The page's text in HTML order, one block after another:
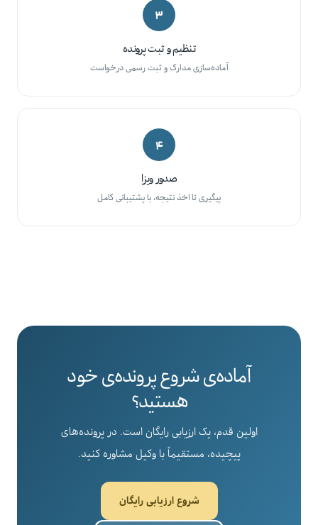
۳
تنظیم و ثبت پرونده
آماده‌سازی مدارک و ثبت رسمی درخواست
۴
صدور ویزا
پیگیری تا اخذ نتیجه، با پشتیبانی کامل
آماده‌ی شروع پرونده‌ی خود
هستید؟
اولین قدم، یک ارزیابی رایگان است. در پرونده‌های
پیچیده، مستقیماً با وکیل مشاوره کنید.
شروع ارزیابی رایگان